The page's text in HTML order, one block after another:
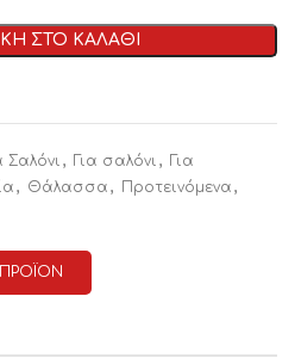
ΣΤΟ ΚΑΛΑΘΙ
Σαλόνι , Για σαλόνι , Για
, Θάλασσα , Προτεινόμενα ,